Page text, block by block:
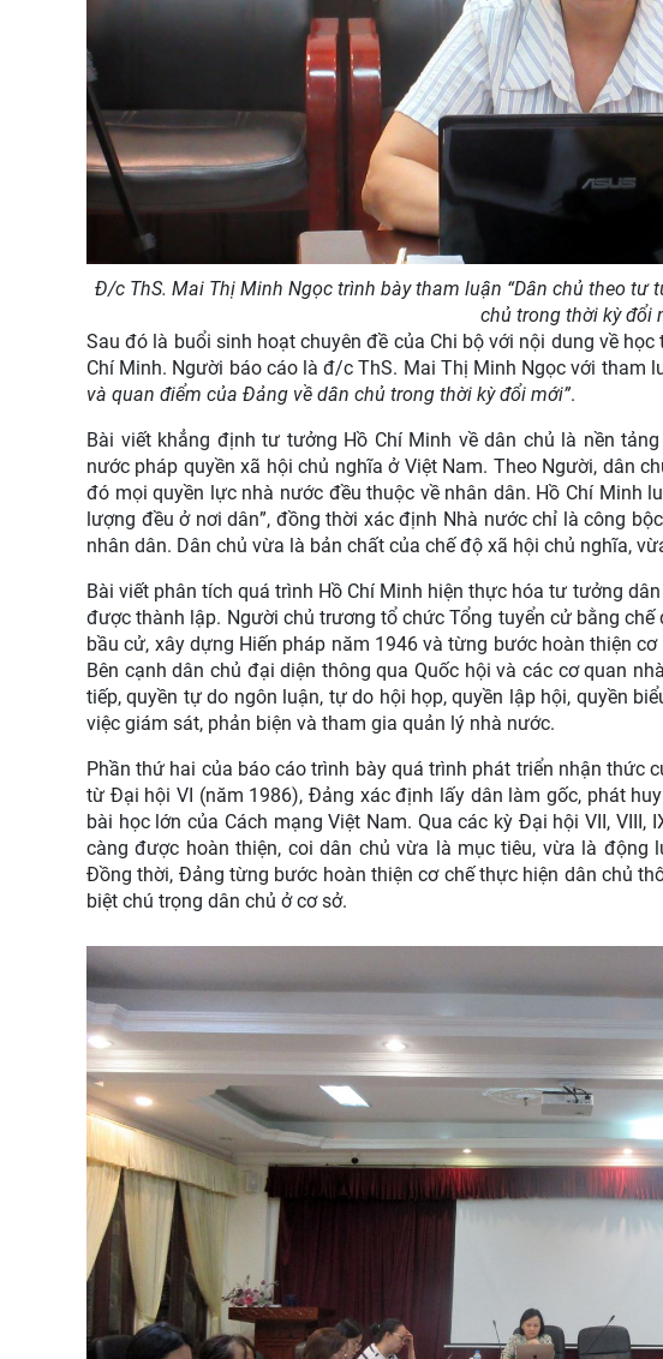
Đ/c ThS. Mai Thị Minh Ngọc trình bày tham luận “Dân chủ theo tư
chủ trong thời kỳ đổi
Sau đó là buổi sinh hoạt chuyên đề của Chi bộ với nội dung về
Chí Minh. Người báo cáo là đ/c ThS. Mai Thị Minh Ngọc với tham
và quan điểm của Đảng về dân chủ trong thời kỳ đổi mới”.
Bài viết khẳng định tư tưởng Hồ Chí Minh về dân chủ là nền
nước pháp quyền xã hội chủ nghĩa ở Việt Nam. Theo Người, dân
đó mọi quyền lực nhà nước đều thuộc về nhân dân. Hồ Chí Minh
lượng đều ở nơi dân”, đồng thời xác định Nhà nước chỉ là công
nhân dân. Dân chủ vừa là bản chất của chế độ xã hội chủ nghĩa,
Bài viết phân tích quá trình Hồ Chí Minh hiện thực hóa tư tưởng
được thành lập. Người chủ trương tổ chức Tổng tuyển cử bằng
bầu cử, xây dựng Hiến pháp năm 1946 và từng bước hoàn thiện
Bên cạnh dân chủ đại diện thông qua Quốc hội và các cơ quan
tiếp, quyền tự do ngôn luận, tự do hội họp, quyền lập hội, quyền
việc giám sát, phản biện và tham gia quản lý nhà nước.
Phần thứ hai của báo cáotrình bày quá trình phát triển nhận thức
từ Đại hội VI (năm 1986), Đảng xác định lấy dân làm gốc, phát
bài học lớn của Cách mạng Việt Nam. Qua các kỳ Đại hội VII, VIII,
càng được hoàn thiện, coi dân chủ vừa là mục tiêu, vừa là động
Đồng thời, Đảng từng bước hoàn thiện cơ chế thực hiện dân chủ
biệt chú trọng dân chủ ở cơ sở.